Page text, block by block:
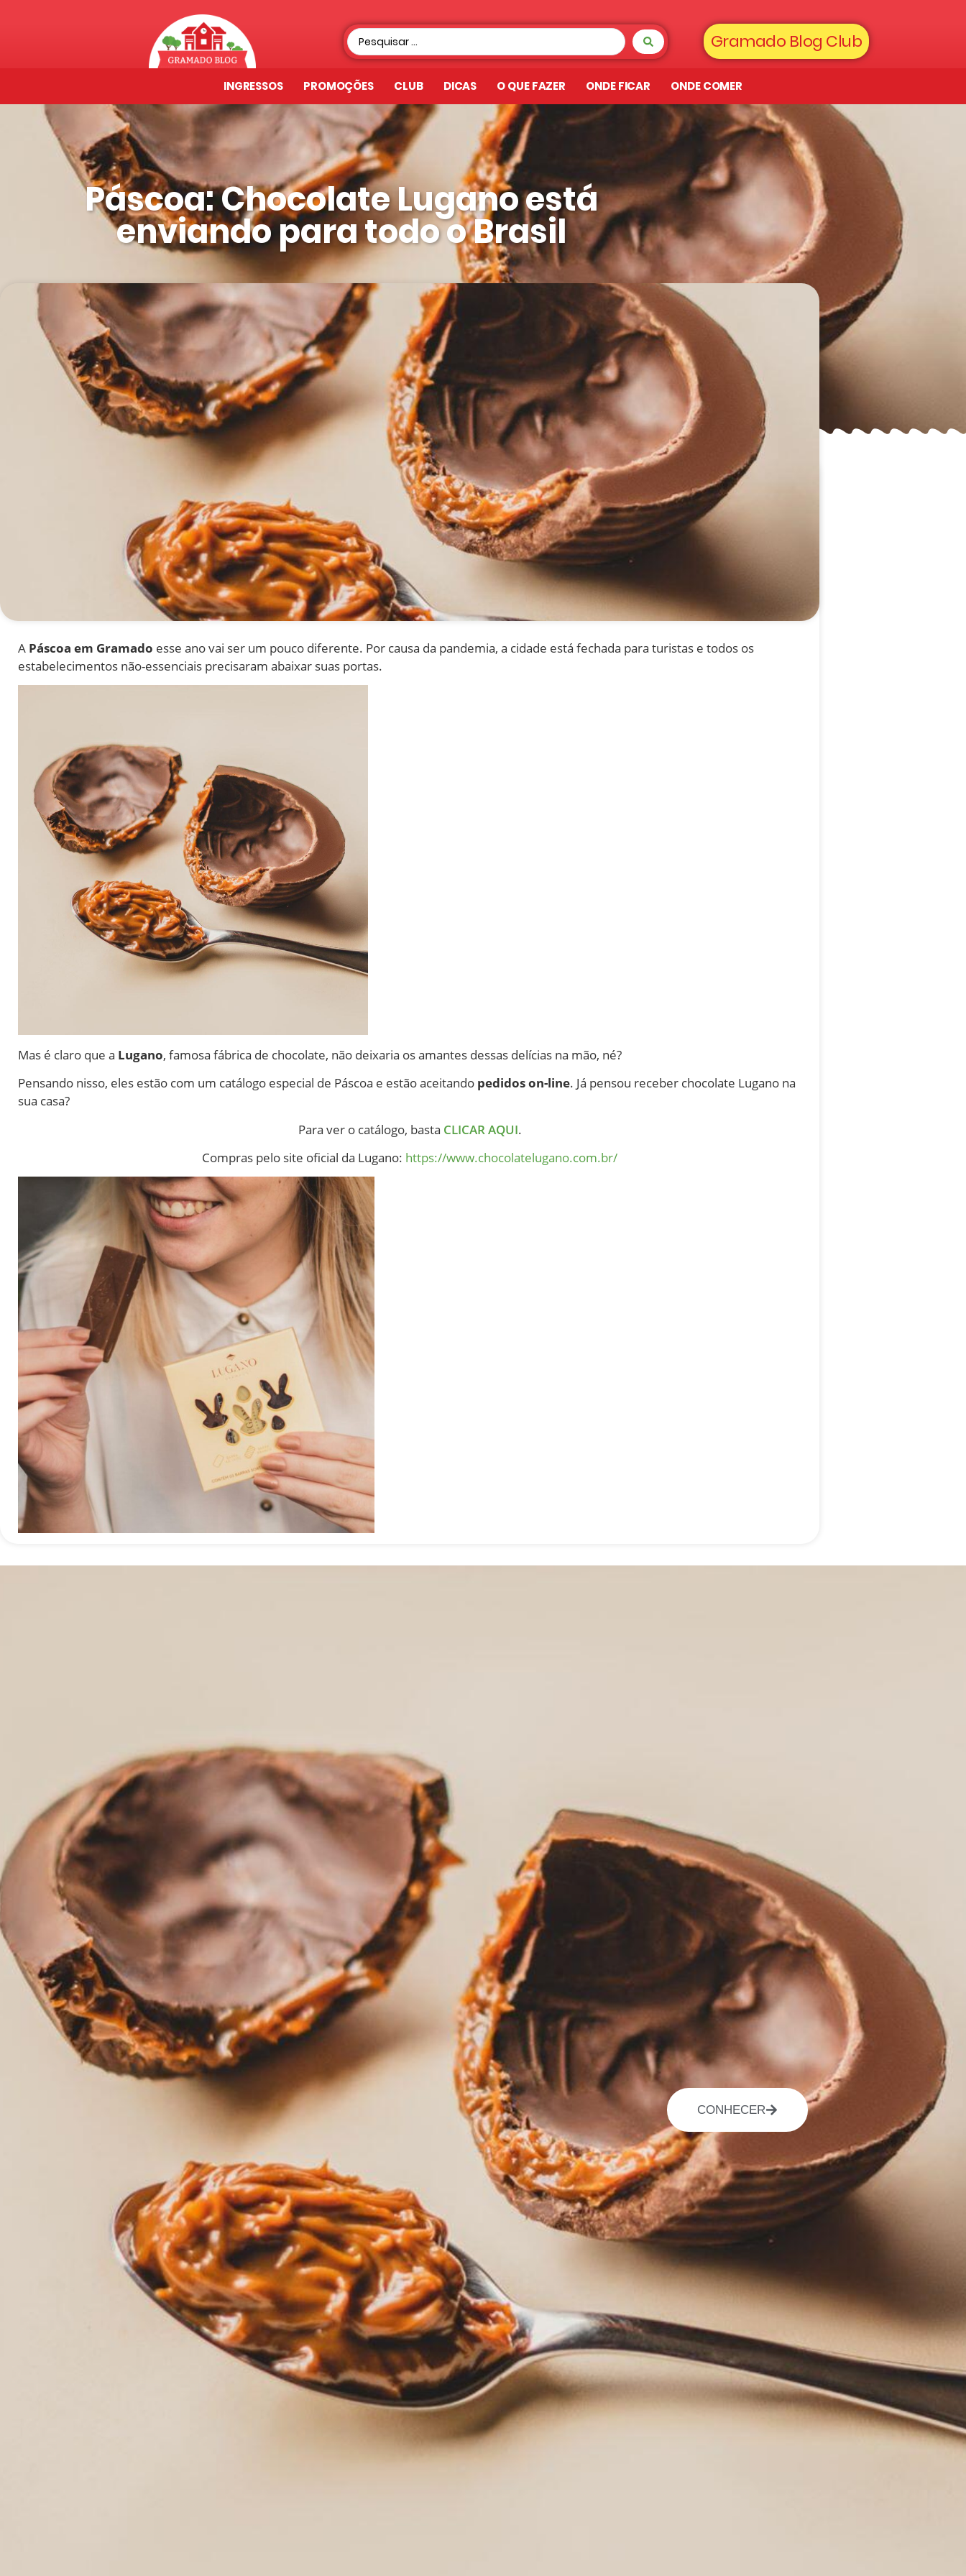
Gramado Blog Club
INGRESSOS PROMOÇÕES CLUB DICAS O QUE FAZER ONDE FICAR ONDE COMER
Páscoa: Chocolate Lugano está
enviando para todo o Brasil
A Páscoa em Gramado esse ano vai ser um pouco diferente. Por causa da pandemia, a cidade está fechada para turistas e todos os
estabelecimentos não-essenciais precisaram abaixar suas portas.
Mas é claro que a Lugano, famosa fábrica de chocolate, não deixaria os amantes dessas delícias na mão, né?
Pensando nisso, eles estão com um catálogo especial de Páscoa e estão aceitando pedidos on-line. Já pensou receber chocolate Lugano na
sua casa?
Para ver o catálogo, basta CLICAR AQUI.
Compras pelo site oficial da Lugano: https://www.chocolatelugano.com.br/
CONHECER